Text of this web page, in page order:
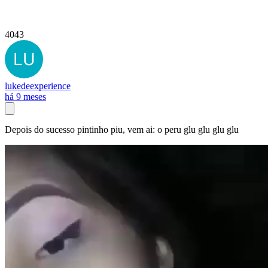
4043
lukedeexperience
há 9 meses
Depois do sucesso pintinho piu, vem ai: o peru glu glu glu glu